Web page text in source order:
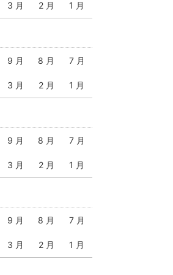
3 月 2 月 1 月
9 月 8 月 7 月
3 月 2 月 1 月
9 月 8 月 7 月
3 月 2 月 1 月
9 月 8 月 7 月
3 月 2 月 1 月